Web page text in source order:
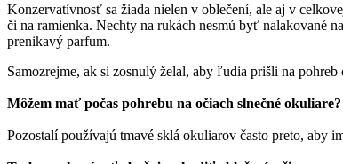
Konzervatívnosť sa žiada nielen v oblečení, ale aj v
či na ramienka. Nechty na rukách nesmú byť nalakované
prenikavý parfum.
Samozrejme, ak si zosnulý želal, aby ľudia prišli na
Môžem mať počas pohrebu na očiach slnečné okuliare?
Pozostalí používajú tmavé sklá okuliarov často preto,